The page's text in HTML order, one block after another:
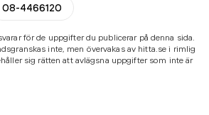
08-4466120
för de uppgifter du publicerar på denna sida.
inte, men övervakas av hitta.se i rimlig
sig rätten att avlägsna uppgifter som inte är